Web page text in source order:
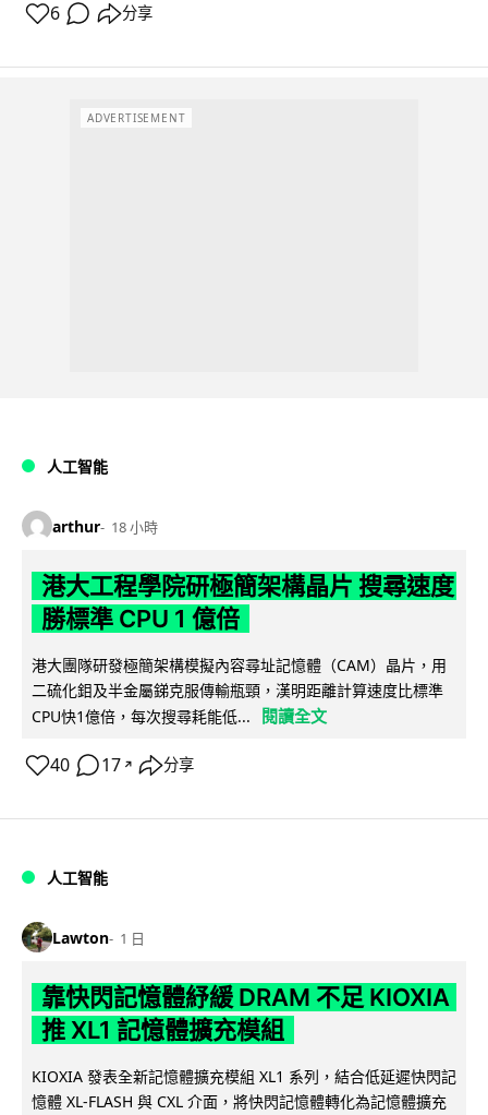
6 分享
ADVERTISEMENT
人工智能
arthur 18 小時
港大工程學院研極簡架構晶片 搜尋速度
勝標準 CPU 1 億倍
港大團隊研發極簡架構模擬內容尋址記憶體（CAM）晶片，用
二硫化鉬及半金屬銻克服傳輸瓶頸，漢明距離計算速度比標準
CPU快1億倍，每次搜尋耗能低...
閱讀全文
40 17 ↗ 分享
人工智能
Lawton 1 日
靠快閃記憶體紓緩 DRAM 不足 KIOXIA
推 XL1 記憶體擴充模組
KIOXIA 發表全新記憶體擴充模組 XL1 系列，結合低延遲快閃記
憶體 XL-FLASH 與 CXL 介面，將快閃記憶體轉化為記憶體擴充